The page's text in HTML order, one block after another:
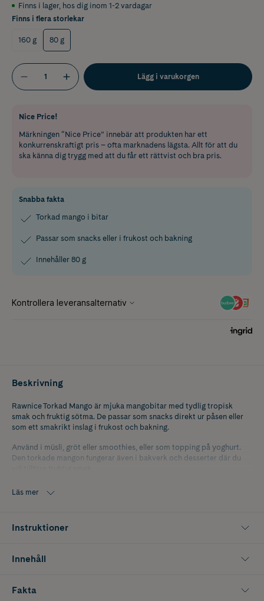
Finns i lager, hos dig inom 1-2 vardagar
Finns i flera storlekar
160 g 80 g
Lägg i varukorgen
Nice Price!
Märkningen “Nice Price” innebär att produkten har ett
konkurrenskraftigt pris – ofta marknadens lägsta. Allt för att du
ska känna dig trygg med att du får ett rättvist och bra pris.
Snabba fakta
Torkad mango i bitar
Passar som snacks eller i frukost och bakning
Innehåller 80 g
Beskrivning
Rawnice Torkad Mango är mjuka mangobitar med tydlig tropisk
smak och fruktig sötma. De passar som snacks direkt ur påsen eller
som ett smakrikt inslag i frukost och bakning.
Använd i müsli, gröt eller smoothies, eller som topping på yoghurt.
Den torkade mangon fungerar även i bakverk och desserter där du
Innehåller 80 g.
Läs mer
Instruktioner
Innehåll
Fakta